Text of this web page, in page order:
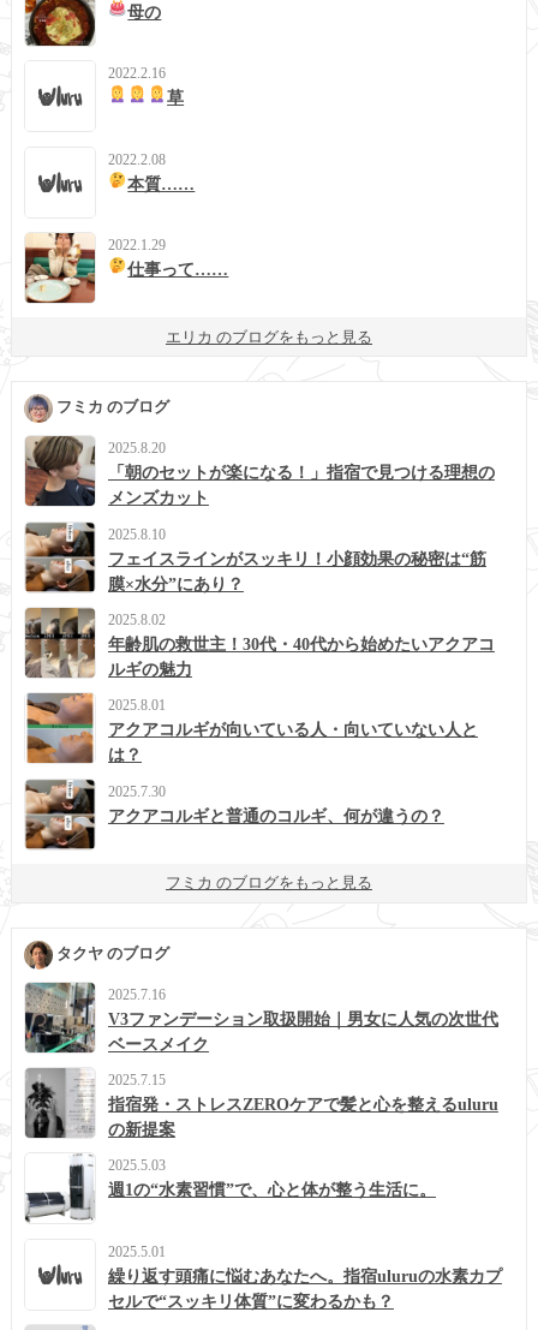
母の
2022.2.16
草
2022.2.08
本質……
2022.1.29
仕事って……
エリカ のブログをもっと見る
フミカ のブログ
2025.8.20
「朝のセットが楽になる！」指宿で見つける理想の
メンズカット
2025.8.10
フェイスラインがスッキリ！小顔効果の秘密は“筋
膜×水分”にあり？
2025.8.02
年齢肌の救世主！30代・40代から始めたいアクアコ
ルギの魅力
2025.8.01
アクアコルギが向いている人・向いていない人と
は？
2025.7.30
アクアコルギと普通のコルギ、何が違うの？
フミカ のブログをもっと見る
タクヤ のブログ
2025.7.16
V3ファンデーション取扱開始｜男女に人気の次世代
ベースメイク
2025.7.15
指宿発・ストレスZEROケアで髪と心を整えるuluru
の新提案
2025.5.03
週1の“水素習慣”で、心と体が整う生活に。
2025.5.01
繰り返す頭痛に悩むあなたへ。指宿uluruの水素カプ
セルで“スッキリ体質”に変わるかも？